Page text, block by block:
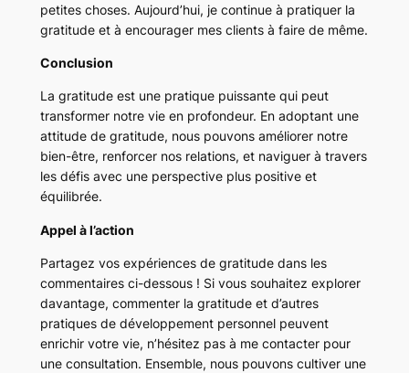
petites choses. Aujourd’hui, je continue à pratiquer la
gratitude et à encourager mes clients à faire de même.
Conclusion
La gratitude est une pratique puissante qui peut
transformer notre vie en profondeur. En adoptant une
attitude de gratitude, nous pouvons améliorer notre
bien-être, renforcer nos relations, et naviguer à travers
les défis avec une perspective plus positive et
équilibrée.
Appel à l’action
Partagez vos expériences de gratitude dans les
commentaires ci-dessous ! Si vous souhaitez explorer
davantage, commenter la gratitude et d’autres
pratiques de développement personnel peuvent
enrichir votre vie, n’hésitez pas à me contacter pour
une consultation. Ensemble, nous pouvons cultiver une